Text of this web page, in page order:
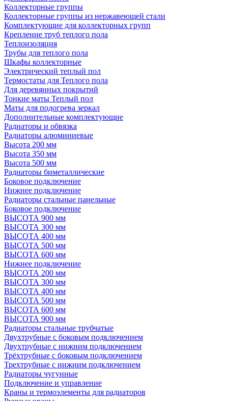
Коллекторные группы
Коллекторные группы из нержавеющей стали
Комплектующие для коллекторных групп
Крепление труб теплого пола
Теплоизоляция
Трубы для теплого пола
Шкафы коллекторные
Электрический теплый пол
Термостаты для Теплого пола
Для деревянных покрытий
Тонкие маты Теплый пол
Маты для подогрева зеркал
Дополнительные комплектующие
Радиаторы и обвязка
Радиаторы алюминиевые
Высота 200 мм
Высота 350 мм
Высота 500 мм
Радиаторы биметаллические
Боковое подключение
Нижнее подключение
Радиаторы стальные панельные
Боковое подключение
ВЫСОТА 900 мм
ВЫСОТА 300 мм
ВЫСОТА 400 мм
ВЫСОТА 500 мм
ВЫСОТА 600 мм
Нижнее подключение
ВЫСОТА 200 мм
ВЫСОТА 300 мм
ВЫСОТА 400 мм
ВЫСОТА 500 мм
ВЫСОТА 600 мм
ВЫСОТА 900 мм
Радиаторы стальные трубчатые
Двухтрубные с боковым подключением
Двухтрубные с нижним подключением
Трёхтрубные с боковым подключением
Трехтрубные с нижним подключением
Радиаторы чугунные
Подключение и управление
Краны и термоэлементы для радиаторов